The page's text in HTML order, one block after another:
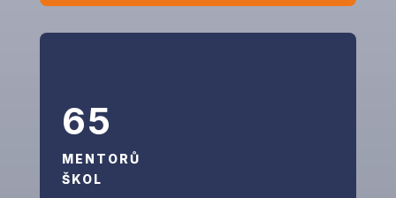
65
MENTORŮ
ŠKOL